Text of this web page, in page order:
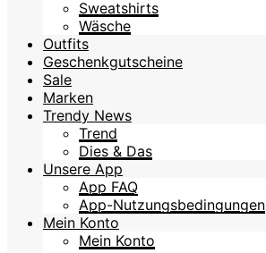
Sweatshirts
Wäsche
Outfits
Geschenkgutscheine
Sale
Marken
Trendy News
Trend
Dies & Das
Unsere App
App FAQ
App-Nutzungsbedingungen
Mein Konto
Mein Konto